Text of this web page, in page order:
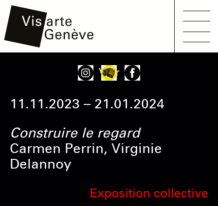
principal
Voir
11.11.2023 – 21.01.2024
Construire le regard
Carmen Perrin, Virginie
Delannoy
Exposition collective